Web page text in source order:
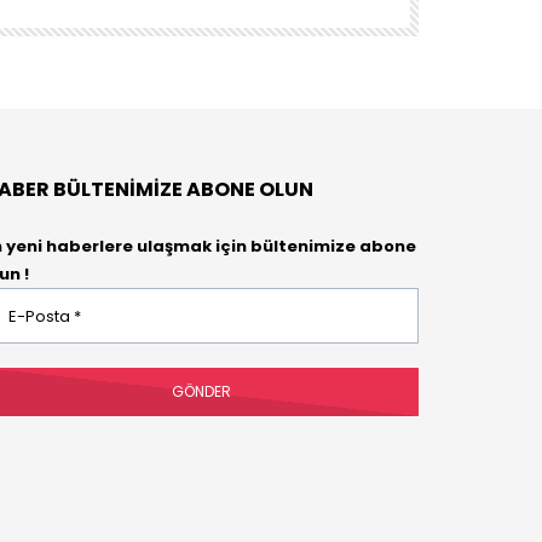
BÜLTENIMIZE ABONE OLUN
yeni haberlere ulaşmak için bültenimize abone
!